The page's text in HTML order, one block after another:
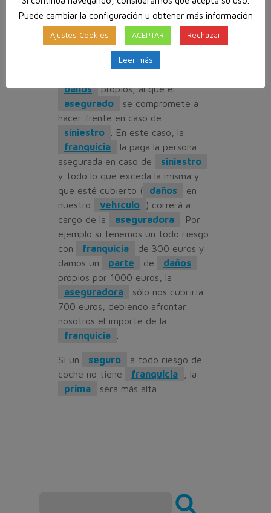
modalidad del seguro
a
todo riesgo llamadatodo riesgo
con franquicia que lo que hace
es fijar un umbral económico (
daños propios, al que el
asegurado
se compromete a
hacer frente en caso de
siniestro
. En este caso, la
franquicia
la paga la persona
asegurada en caso de
siniestro
y todo lo que exceda la misma y
que esté cubierto (
daños
en
nuestro
vehículo
) correrá a
cargo de la
aseguradora
. Por
ejemplo si tenemos un todo riesgo
con
franquicia
de 300 euros y
damos un
parte de
daños
propios por 1000 euros, la
aseguradora
sólo nos cubriría
700 euros, debiendo afrontar
nosotros el importe de la
franquicia
Si un seguro
a todo riesgo de
coche no tiene
franquicia
, la
prima
será más alta.
Puede cambiar la configuración u obtener más información
Ajustes Cookies ACEPTAR Rechazar
Leer más